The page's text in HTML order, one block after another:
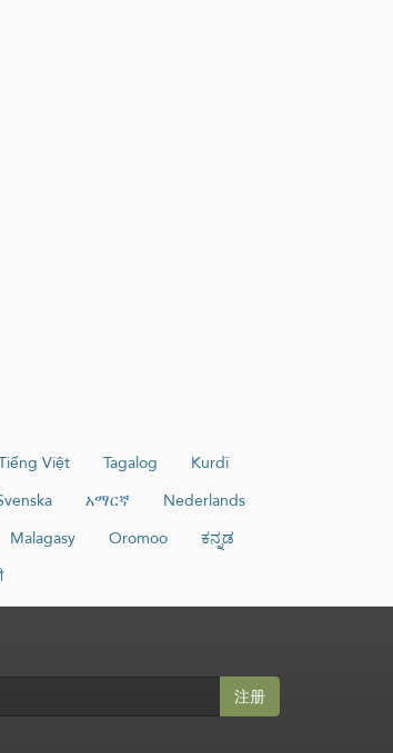
Việt Tagalog
Kurdî
አማርኛ
Nederlands
Malagasy Oromoo
ಕನ್ನಡ
注册